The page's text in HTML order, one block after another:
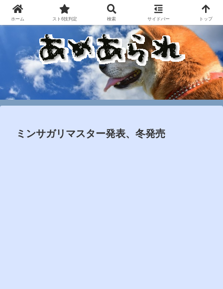
ミンサガリマスター発表、冬発売
ホーム スト6技判定 検索 サイドバー トップ